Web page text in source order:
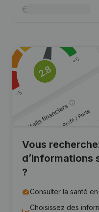
Vous
d’informations
?
Consulter la santé
Choisissez des